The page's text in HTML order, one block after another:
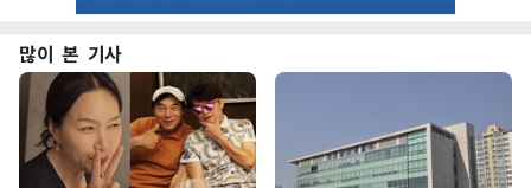
많이 본 기사